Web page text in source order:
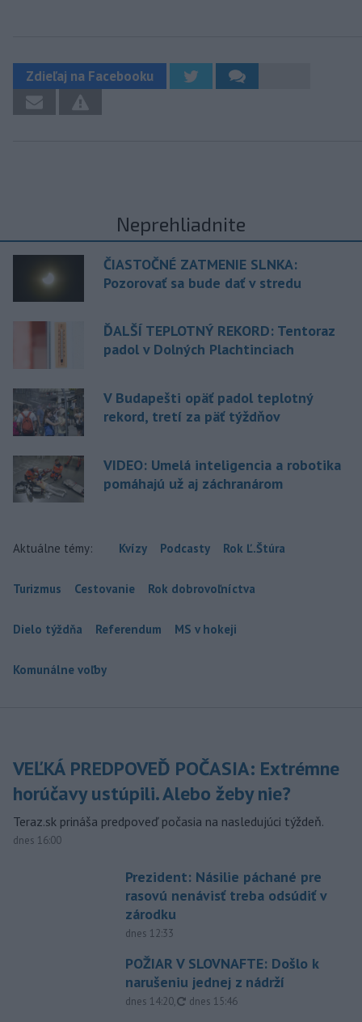
Zdieľaj na Facebooku
Neprehliadnite
ČIASTOČNÉ ZATMENIE SLNKA:
Pozorovať sa bude dať v stredu
ĎALŠÍ TEPLOTNÝ REKORD: Tentoraz
padol v Dolných Plachtinciach
V Budapešti opäť padol teplotný
rekord, tretí za päť týždňov
VIDEO: Umelá inteligencia a robotika
pomáhajú už aj záchranárom
Aktuálne témy: Kvízy Podcasty Rok Ľ.Štúra
Turizmus Cestovanie Rok dobrovoľníctva
Dielo týždňa Referendum MS v hokeji
Komunálne voľby
VEĽKÁ PREDPOVEĎ POČASIA: Extrémne
horúčavy ustúpili. Alebo žeby nie?
Teraz.sk prináša predpoveď počasia na nasledujúci týždeň.
dnes 16:00
Prezident: Násilie páchané pre
rasovú nenávisť treba odsúdiť v
zárodku
dnes 12:33
POŽIAR V SLOVNAFTE: Došlo k
narušeniu jednej z nádrží
dnes 14:20, aktualizované
dnes 15:46